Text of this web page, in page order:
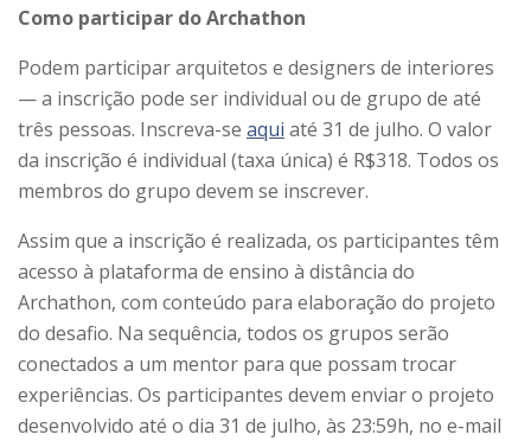
Como participar do Archathon
Podem participar arquitetos e designers de interiores
— a inscrição pode ser individual ou de grupo de até
três pessoas. Inscreva-se aqui até 31 de julho. O valor
da inscrição é individual (taxa única) é R$318. Todos os
membros do grupo devem se inscrever.
Assim que a inscrição é realizada, os participantes têm
acesso à plataforma de ensino à distância do
Archathon, com conteúdo para elaboração do projeto
do desafio. Na sequência, todos os grupos serão
conectados a um mentor para que possam trocar
experiências. Os participantes devem enviar o projeto
desenvolvido até o dia 31 de julho, às 23:59h, no e-mail